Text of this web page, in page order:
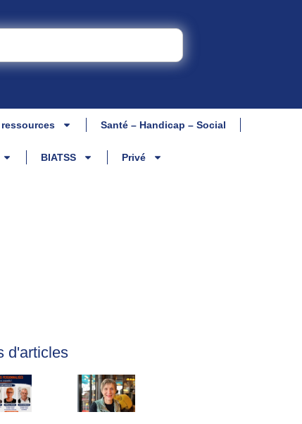
ressources Santé – Handicap – Social
BIATSS Privé
d'articles